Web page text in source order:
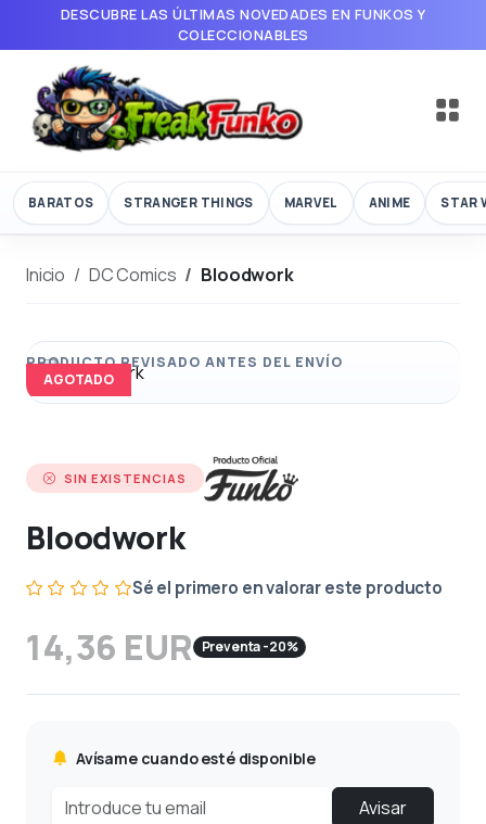
DESCUBRE LAS ÚLTIMAS NOVEDADES EN FUNKOS Y
COLECCIONABLES
BARATOS STRANGER THINGS MARVEL ANIME STAR
Inicio DC Comics Bloodwork
AGOTADO
SIN EXISTENCIAS
Bloodwork
Sé el primero en valorar este producto
14,36 EUR Preventa -20%
Avísame cuando esté disponible
Avisar